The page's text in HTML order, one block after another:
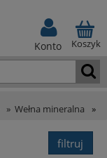
Koszyk
Konto
» Wełna mineralna »
filtruj